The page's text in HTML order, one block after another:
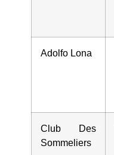
Adolfo Lona
Club Des
Sommeliers